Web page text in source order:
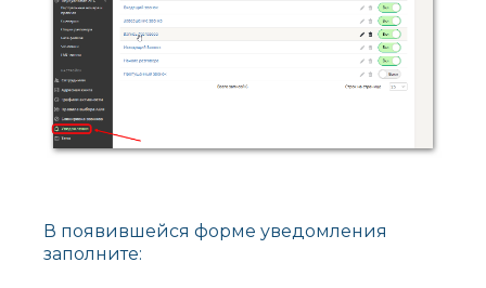
В появившейся форме уведомления
заполните: